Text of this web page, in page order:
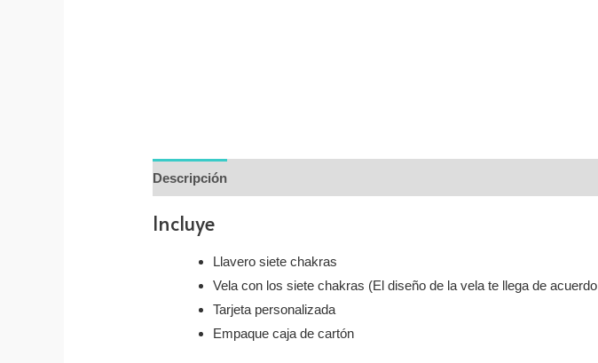
Descripción
Incluye
Llavero siete chakras
Vela con los siete chakras (El diseño de la vela te llega de
Tarjeta personalizada
Empaque caja de cartón